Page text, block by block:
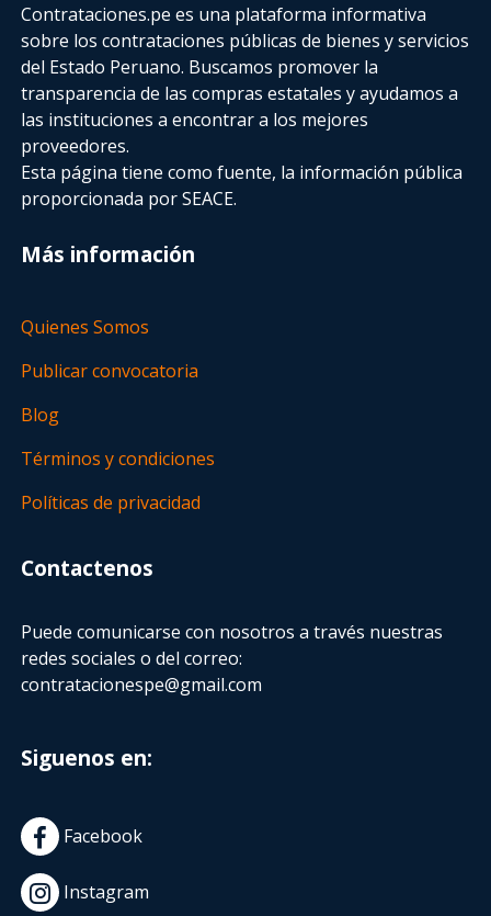
Contrataciones.pe es una plataforma informativa
sobre los contrataciones públicas de bienes y servicios
del Estado Peruano. Buscamos promover la
transparencia de las compras estatalesy ayudamos a
las instituciones a encontrar a los mejores
proveedores.
Esta página tiene como fuente, la información pública
proporcionada por SEACE.
Más información
Quienes Somos
Publicar convocatoria
Blog
Términos y condiciones
Políticas de privacidad
Contactenos
Puede comunicarse con nosotros a través nuestras
redes sociales o del correo:
contratacionespe@gmail.com
Siguenos en:
Facebook
Instagram